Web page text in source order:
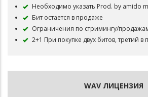
Необходимо указать Prod. by amido
Бит остается в продаже
Ограничения по стримингу/
2+1 При покупке двух битов, третий в
WAV ЛИЦЕНЗИЯ